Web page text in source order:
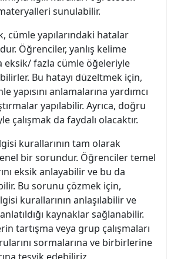
sunulabilir.
cümle yapılarındaki hatalar
Öğrenciler, yanlış kelime
eksik/ fazla cümle öğeleriyle
Bu hatayı düzeltmek için,
yapısını anlamalarına yardımcı
yapılabilir. Ayrıca, doğru
çalışmak da faydalı olacaktır.
kurallarının tam olarak
bir sorundur. Öğrenciler temel
eksik anlayabilir ve bu da
Bu sorunu çözmek için,
kurallarının anlaşılabilir ve
kaynaklar sağlanabilir.
tartışma veya grup çalışmaları
sormalarına ve birbirlerine